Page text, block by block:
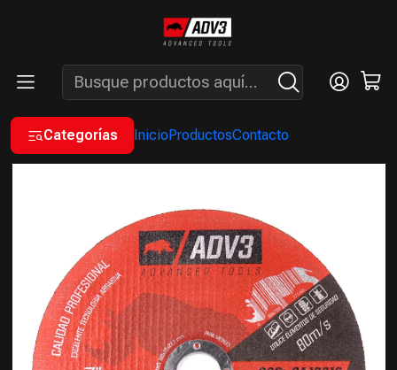
Categorías InicioProductosContacto
ENVÍOS GRATIS A PARTIR DE COMPRAS MAYORES A $200.000 -
ATENCIÓN: LUN. A VIÉ. DE 7 A 16 HS.
INSUMOS DISCOS
DISCOS ABRASIVOS DE CORTE